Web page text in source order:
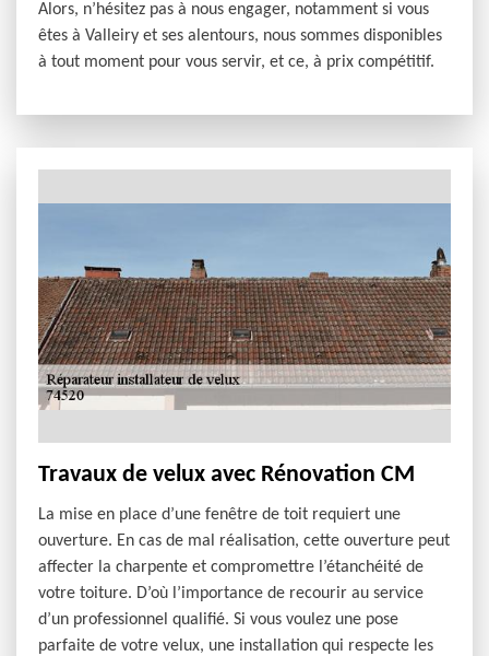
Alors, n’hésitez pas à nous engager, notamment si vous
êtes à Valleiry et ses alentours, nous sommes disponibles
à tout moment pour vous servir, et ce, à prix compétitif.
Travaux de velux avec Rénovation CM
La mise en place d’une fenêtre de toit requiert une
ouverture. En cas de mal réalisation, cette ouverture peut
affecter la charpente et compromettre l’étanchéité de
votre toiture. D’où l’importance de recourir au service
d’un professionnel qualifié. Si vous voulez une pose
parfaite de votre velux, une installation qui respecte les